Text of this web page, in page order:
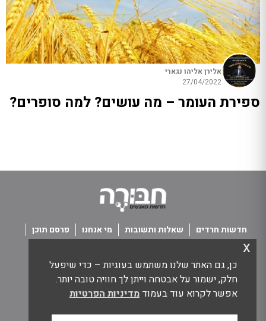
אלירן אליהו נגארי
27/04/2022
ספירת העומר – מה עושים? למה סופרים?
כן, גם האתר שלנו משתמש בעוגיות – כדי שיפעל
חלק, ישמור על אבטחה וייתן לך חוויה טובה יותר.
אפשר לקרוא עוד בעמוד מדיניות הפרטיות
x
חדשות חרדים שאלות ותשובות מי אנחנו
פרסם תוכן
כל הזכויות שמורות חבורה - חדשות מאנשים